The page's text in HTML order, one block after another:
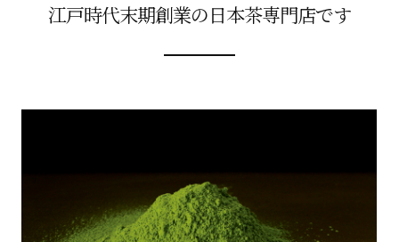
江戸時代末期創業の日本茶専門店です